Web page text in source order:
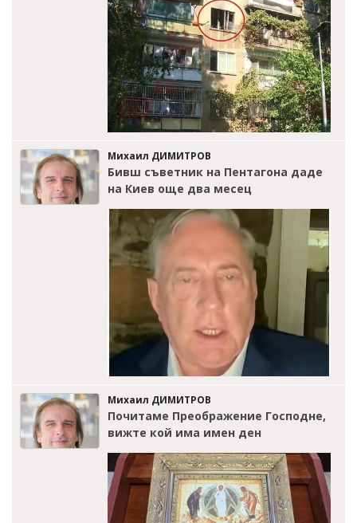
Михаил ДИМИТРОВ
Бивш съветник на Пентагона даде
на Киев още два месец
Михаил ДИМИТРОВ
Почитаме Преображение Господне,
вижте кой има имен ден